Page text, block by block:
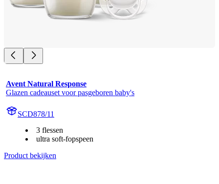
Avent Natural Response
Glazen cadeauset voor pasgeboren baby's
SCD878/11
3 flessen
ultra soft-fopspeen
Product bekijken